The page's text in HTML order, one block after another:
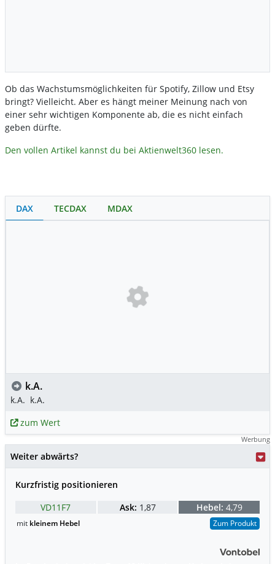
Ob das Wachstumsmöglichkeiten für Spotify, Zillow und Etsy
bringt? Vielleicht. Aber es hängt meiner Meinung nach von
einer sehr wichtigen Komponente ab, die es nicht einfach
geben dürfte.
Den vollen Artikel kannst du bei Aktienwelt360 lesen.
DAX TECDAX MDAX
k.A.
k.A. k.A.
zum Wert
Werbung
Weiter abwärts?
Kurzfristig positionieren
VD11F7
Ask: 1,87 Hebel: 4,79
mit kleinem Hebel Zum Produkt